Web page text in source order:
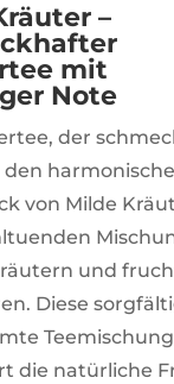
–
mit
Note
der
von Milde
und
Diese
Teemischung
die natürliche